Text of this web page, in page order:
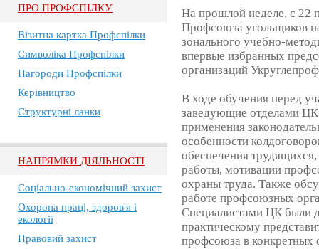
ПРО ПРОФСПIЛКУ
Візитна картка Профспілки
Символіка Профспілки
Нагороди Профспілки
Керівництво
Структурні ланки
НАПРЯМКИ ДІЯЛЬНОСТІ
Соціально-економічний захист
Охорона праці, здоров'я і
екології
Правовий захист
На прошлой неделе, с 22
Профсоюза угольщиков
зонального учебно-
впервые избранных
организаций
В ходе обучения перед
заведующие отделами
применения
особенности
обеспечения
работы, мотивации
охраны труда. Также
работе профсоюзных
Специалистами ЦК были
практическому
профсоюза в конкретных